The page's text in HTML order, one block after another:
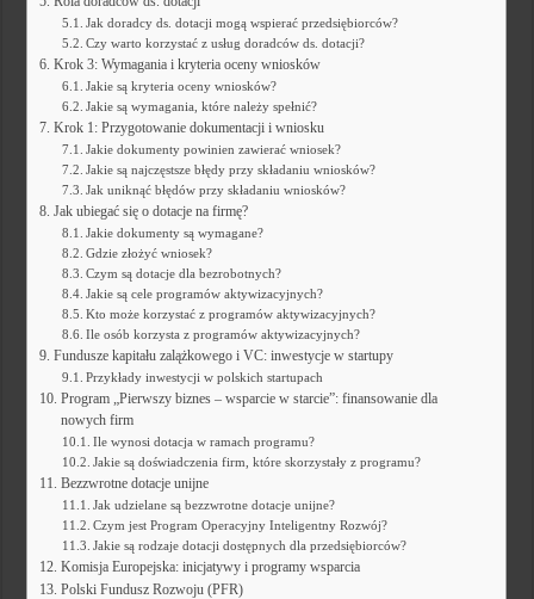
Jak doradcy ds. dotacji mogą wspierać przedsiębiorców?
Czy warto korzystać z usług doradców ds. dotacji?
Krok 3: Wymagania i kryteria oceny wniosków
Jakie są kryteria oceny wniosków?
Jakie są wymagania, które należy spełnić?
Krok 1: Przygotowanie dokumentacji i wniosku
Jakie dokumenty powinien zawierać wniosek?
Jakie są najczęstsze błędy przy składaniu wniosków?
Jak uniknąć błędów przy składaniu wniosków?
Jak ubiegać się o dotacje na firmę?
Jakie dokumenty są wymagane?
Gdzie złożyć wniosek?
Czym są dotacje dla bezrobotnych?
Jakie są cele programów aktywizacyjnych?
Kto może korzystać z programów aktywizacyjnych?
Ile osób korzysta z programów aktywizacyjnych?
Fundusze kapitału zalążkowego i VC: inwestycje w startupy
Przykłady inwestycji w polskich startupach
Program „Pierwszy biznes – wsparcie w starcie”: finansowanie dla
nowych firm
Ile wynosi dotacja w ramach programu?
Jakie są doświadczenia firm, które skorzystały z programu?
Bezzwrotne dotacje unijne
Jak udzielane są bezzwrotne dotacje unijne?
Czym jest Program Operacyjny Inteligentny Rozwój?
Jakie są rodzaje dotacji dostępnych dla przedsiębiorców?
Komisja Europejska: inicjatywy i programy wsparcia
Polski Fundusz Rozwoju (PFR)